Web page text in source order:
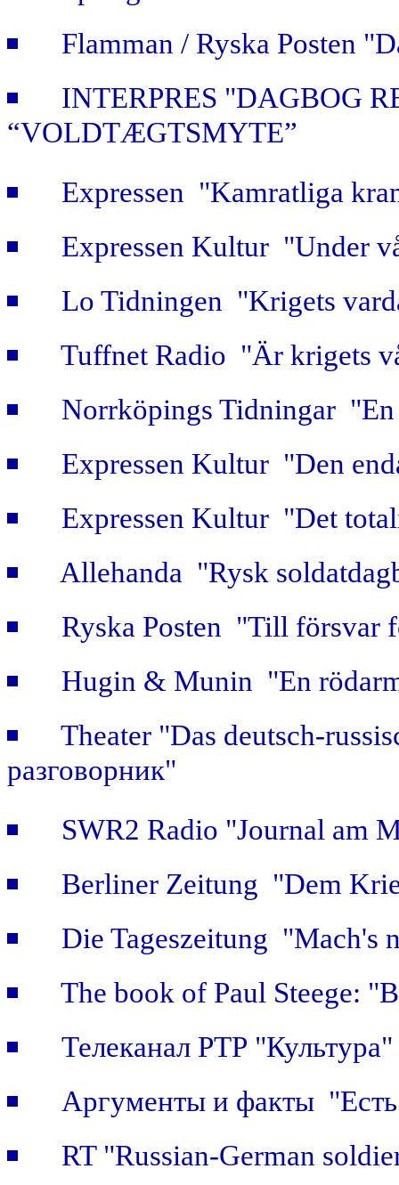
Flamman / Ryska Posten
INTERPRES "DAGBOG
“VOLDTÆGTSMYTE”
Expressen "Kamratliga
Expressen Kultur "Under
Lo Tidningen "Krigets
Tuffnet Radio "Är krigets
Norrköpings Tidningar
Expressen Kultur "Den
Expressen Kultur "Det
Allehanda "Rysk
Ryska Posten "Till försvar
Hugin & Munin "En
Theater "Das deutsch-
разговорник"
SWR2 Radio "Journal am
Berliner Zeitung "Dem
Die Tageszeitung "Mach's
The book of Paul Steege:
Телеканал РТР
Аргументы и факты
RT "Russian-German